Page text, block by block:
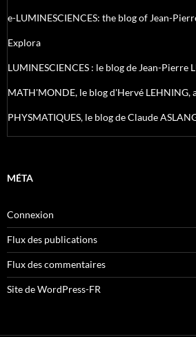
e-LUMINESCIENCES: the blog of Jean-
Explora
LUMINESCIENCES : le blog de Jean-Pierre
MATH'MONDE, le blog d'Hervé LEHNING,
PHYSMATIQUES, le blog de Claude
MÉTA
Connexion
Flux des publications
Flux des commentaires
Site de WordPress-FR